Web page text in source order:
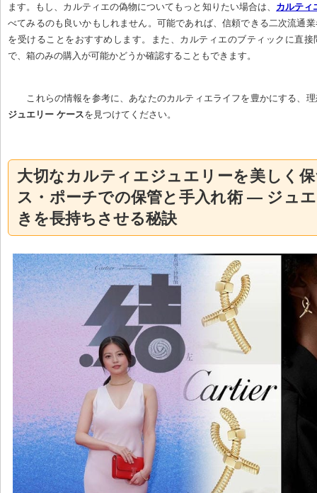
ます。もし、カルティエの偽物についてもっと知りたい場合は、 カルティ
べてみるのも良いかもしれません。可能であれば、信頼できる二次流通
を受けることをおすすめします。また、カルティエのブティックに直接
で、箱のみの購入が可能かどうか確認することもできます。
これらの情報を参考に、あなたのカルティエライフを豊かにする、
ジュエリー ケースを見つけてください。
大切なカルティエジュエリーを美しく
ス・ポーチでの保管と手入れ術 — ジュ
きを長持ちさせる秘訣